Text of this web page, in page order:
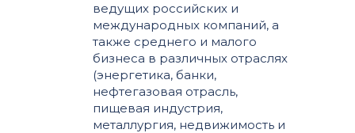
ведущих российских и
международных компаний, а
также среднего и малого
бизнеса в различных отраслях
(энергетика, банки,
нефтегазовая отрасль,
пищевая индустрия,
металлургия, недвижимость и